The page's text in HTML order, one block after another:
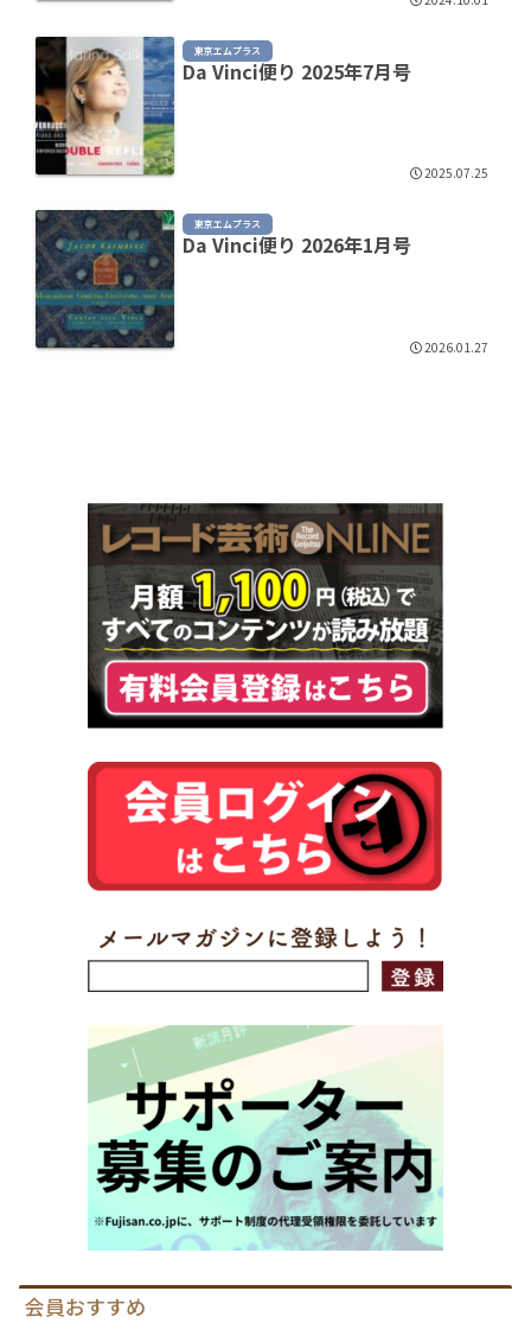
東京エムプラス
Da Vinci便り 2025年7月号
2025.07.25
東京エムプラス
Da Vinci便り 2026年1月号
2026.01.27
会員おすすめ